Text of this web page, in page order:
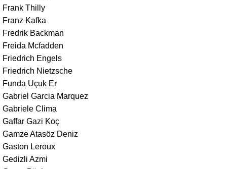
Frank Thilly
Franz Kafka
Fredrik Backman
Freida Mcfadden
Friedrich Engels
Friedrich Nietzsche
Funda Uçuk Er
Gabriel Garcia Marquez
Gabriele Clima
Gaffar Gazi Koç
Gamze Atasöz Deniz
Gaston Leroux
Gedizli Azmi